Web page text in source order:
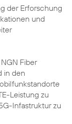
der Erforschung
und
Fiber
in den
Leistung zu
Infastruktur zu